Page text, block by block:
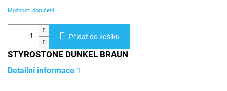
Možnosti doručení
Přidat do košíku
STYROSTONE DUNKEL BRAUN
Detailní informace